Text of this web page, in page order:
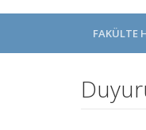
FAKÜLTE